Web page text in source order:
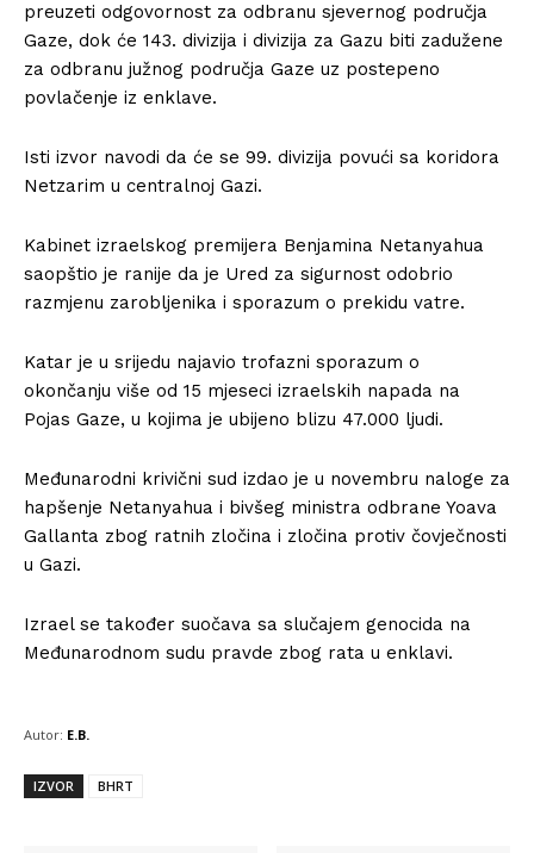
preuzeti odgovornost za odbranu sjevernog područja
Gaze, dok će 143. divizija i divizija za Gazu biti zadužene
za odbranu južnog područja Gaze uz postepeno
povlačenje iz enklave.
Isti izvor navodi da će se 99. divizija povući sa koridora
Netzarim u centralnoj Gazi.
Kabinet izraelskog premijera Benjamina Netanyahua
saopštio je ranije da je Ured za sigurnost odobrio
razmjenu zarobljenika i sporazum o prekidu vatre.
Katar je u srijedu najavio trofazni sporazum o
okončanju više od 15 mjeseci izraelskih napada na
Pojas Gaze, u kojima je ubijeno blizu 47.000 ljudi.
Međunarodni krivični sud izdao je u novembru naloge za
hapšenje Netanyahua i bivšeg ministra odbrane Yoava
Gallanta zbog ratnih zločina i zločina protiv čovječnosti
u Gazi.
Izrael se također suočava sa slučajem genocida na
Međunarodnom sudu pravde zbog rata u enklavi.
Autor: E.B.
IZVOR BHRT